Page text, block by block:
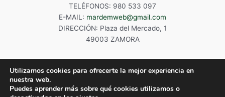
TELÉFONOS: 980 533 097
E-MAIL: mardemweb@gmail.com
DIRECCIÓN: Plaza del Mercado, 1
49003 ZAMORA
Copyright © 2024 Mardem
Utilizamos cookies para ofrecerte la mejor experiencia en
nuestra web.
Puedes aprender más sobre qué cookies utilizamos o